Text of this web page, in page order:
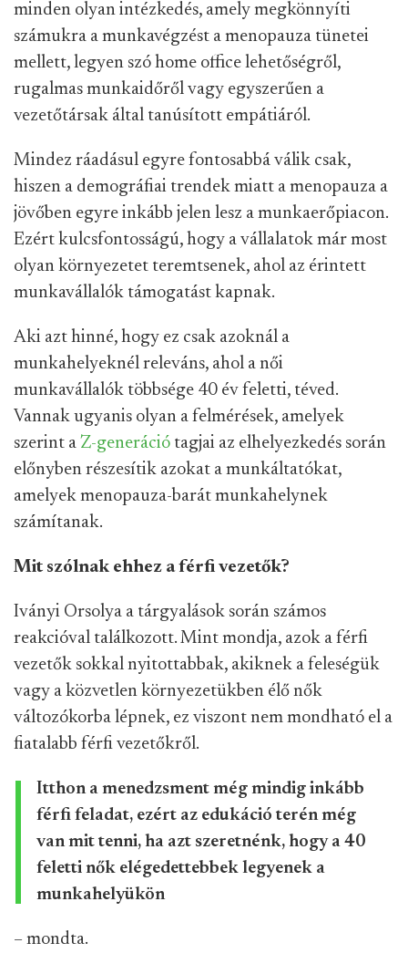
minden olyan intézkedés, amely megkönnyíti
számukra a munkavégzést a menopauza tünetei
mellett, legyen szó home office lehetőségről,
rugalmas munkaidőről vagy egyszerűen a
vezetőtársak által tanúsított empátiáról.
Mindez ráadásul egyre fontosabbá válik csak,
hiszen a demográfiai trendek miatt a menopauza a
jövőben egyre inkább jelen lesz a munkaerőpiacon.
Ezért kulcsfontosságú, hogy a vállalatok már most
olyan környezetet teremtsenek, ahol az érintett
munkavállalók támogatást kapnak.
Aki azt hinné, hogy ez csak azoknál a
munkahelyeknél releváns, ahol a női
munkavállalók többsége 40 év feletti, téved.
Vannak ugyanis olyan a felmérések, amelyek
szerint a Z-generáció tagjai az elhelyezkedés során
előnyben részesítik azokat a munkáltatókat,
amelyek menopauza-barát munkahelynek
számítanak.
Mit szólnak ehhez a férfi vezetők?
Iványi Orsolya a tárgyalások során számos
reakcióval találkozott. Mint mondja, azok a férfi
vezetők sokkal nyitottabbak, akiknek a feleségük
vagy a közvetlen környezetükben élő nők
változókorba lépnek, ez viszont nem mondható el a
fiatalabb férfi vezetőkről.
Itthon a menedzsment még mindig inkább
férfi feladat, ezért az edukáció terén még
van mit tenni, ha azt szeretnénk, hogy a 40
feletti nők elégedettebbek legyenek a
munkahelyükön
– mondta.